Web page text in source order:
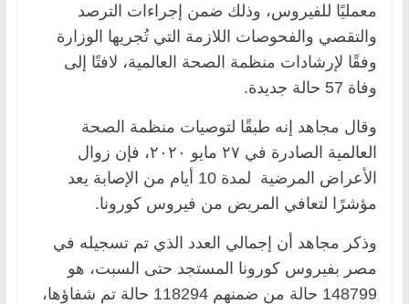
معمليًا للفيروس، وذلك ضمن إجراءات الترصد
والتقصي والفحوصات اللازمة التي تُجريها الوزارة
وفقًا لإرشادات منظمة الصحة العالمية، لافتًا إلى
وفاة 57 حالة جديدة.
وقال مجاهد إنه طبقًا لتوصيات منظمة الصحة
العالمية الصادرة في ٢٧ مايو ٢٠٢٠، فإن زوال
الأعراض المرضية لمدة 10 أيام من الإصابة يعد
مؤشرًا لتعافي المريض من فيروس كورونا.
وذكر مجاهد أن إجمالي العدد الذي تم تسجيله في
مصر بفيروس كورونا المستجد حتى السبت، هو
148799 حالة من ضمنهم 118294 حالة تم شفاؤها،